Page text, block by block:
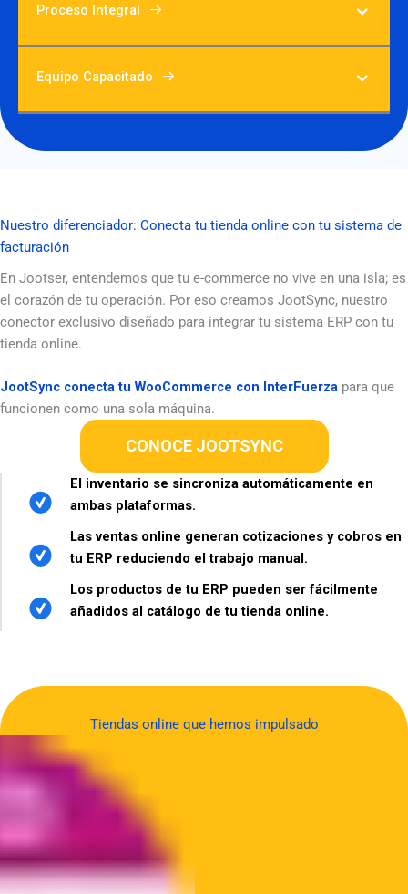
Proceso Integral
Equipo Capacitado
Nuestro diferenciador: Conecta tu tienda online con tu sistema de
facturación
En Jootser, entendemos que tu e-commerce no vive en una isla; es
el corazón de tu operación. Por eso creamos JootSync, nuestro
conector exclusivo diseñado para integrar tu sistema ERP con tu
tienda online.
JootSync conecta tu WooCommerce con InterFuerza para que
funcionen como una sola máquina.
CONOCE JOOTSYNC
El inventario se sincroniza automáticamente en
ambas plataformas.
Las ventas online generan cotizaciones y cobros en
tu ERP reduciendo el trabajo manual.
Los productos de tu ERP pueden ser fácilmente
añadidos al catálogo de tu tienda online.
Tiendas online que hemos impulsado